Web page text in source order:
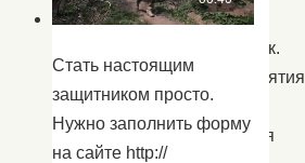
детских
площадок.
Мероприятия
посетили
учащиеся
Стать настоящим
защитником просто.
Нужно заполнить форму
на сайте http://